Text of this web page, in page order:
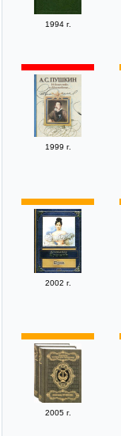
1994 г.
1999 г.
2002 г.
2005 г.